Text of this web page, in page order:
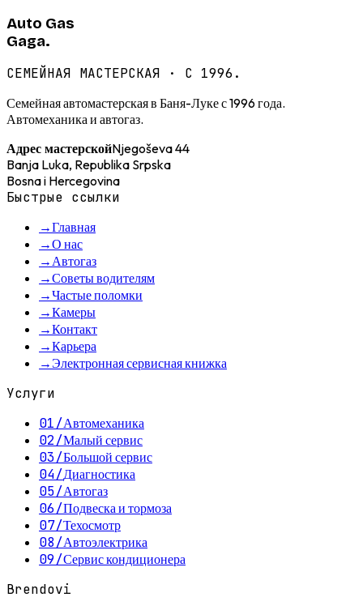
Auto Gas
Gaga.
СЕМЕЙНАЯ МАСТЕРСКАЯ · С 1996.
Семейная автомастерская в Баня-Луке с 1996 года.
Автомеханика и автогаз.
Адрес мастерскойNjegoševa 44
Banja Luka, Republika Srpska
Bosna i Hercegovina
Быстрые ссылки
→Главная
→О нас
→Автогаз
→Советы водителям
→Частые поломки
→Камеры
→Контакт
→Карьера
→Электронная сервисная книжка
Услуги
01/Автомеханика
02/Малый сервис
03/Большой сервис
04/Диагностика
05/Автогаз
06/Подвеска и тормоза
07/Техосмотр
08/Автоэлектрика
09/Сервис кондиционера
Brendovi